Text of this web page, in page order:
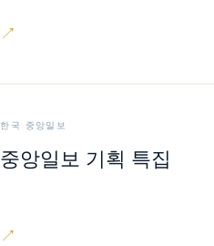
↗
한국 중앙일보
중앙일보 기획 특집
↗